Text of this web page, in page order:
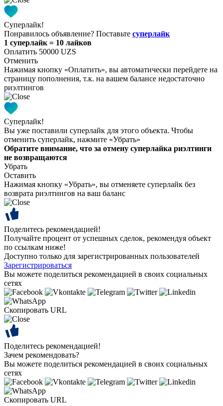
Суперлайк!
Понравилось объявление? Поставьте суперлайк
1 суперлайк = 10 лайков
Оплатить 50000 UZS
Отменить
Нажимая кнопку «Оплатить», вы автоматически перейдете на
страницу пополнения, т.к. на вашем балансе недостаточно
риэлтингов
Суперлайк!
Вы уже поставили суперлайк для этого объекта. Чтобы
отменить суперлайк, нажмите «Убрать»
Обратите внимание, что за отмену суперлайка риэлтинги
не возвращаются
Убрать
Оставить
Нажимая кнопку «Убрать», вы отменяете суперлайк без
возврата риэлтингов на ваш баланс
Поделитесь рекомендацией!
Получайте процент от успешных сделок, рекомендуя объект
по ссылкам ниже!
Доступно только для зарегистрированных пользователей
Зарегистрироваться
Вы можете поделиться рекомендацией в своих социальных
сетях
Скопировать URL
Поделитесь рекомендацией!
Зачем рекомендовать?
Вы можете поделиться рекомендацией в своих социальных
сетях
Скопировать URL